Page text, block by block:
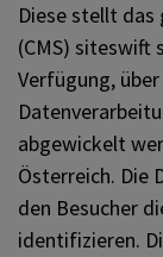
Diese stellt
(CMS) siteswift
Verfügung,
abgewickelt
Österreich. Die
den Besucher
identifizieren.